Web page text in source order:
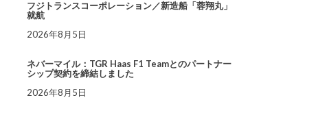
フジトランスコーポレーション／新造船「蓉翔丸」
就航
2026年8月5日
ネバーマイル：TGR Haas F1 Teamとのパートナー
シップ契約を締結しました
2026年8月5日